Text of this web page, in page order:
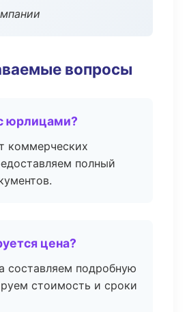
вопросы
юрлицами?
коммерческих
полный
цена?
составляем подробную
стоимость и сроки